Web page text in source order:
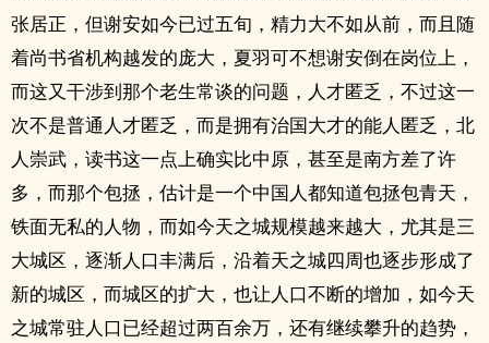
张居正，但谢安如今已过五旬，精力大不如从前，而且随
着尚书省机构越发的庞大，夏羽可不想谢安倒在岗位上，
而这又干涉到那个老生常谈的问题，人才匿乏，不过这一
次不是普通人才匿乏，而是拥有治国大才的能人匿乏，北
人崇武，读书这一点上确实比中原，甚至是南方差了许
多，而那个包拯，估计是一个中国人都知道包拯包青天，
铁面无私的人物，而如今天之城规模越来越大，尤其是三
大城区，逐渐人口丰满后，沿着天之城四周也逐步形成了
新的城区，而城区的扩大，也让人口不断的增加，如今天
之城常驻人口已经超过两百余万，还有继续攀升的趋势，